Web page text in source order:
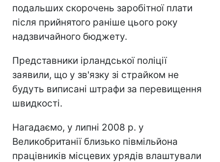
подальших скорочень заробітної плати
після прийнятого раніше цього року
надзвичайного бюджету.
Представники ірландської поліції
заявили, що у зв'язку зі страйком не
будуть виписані штрафи за перевищення
швидкості.
Нагадаємо, у липні 2008 р. у
Великобританії близько півмільйона
працівників місцевих урядів влаштували